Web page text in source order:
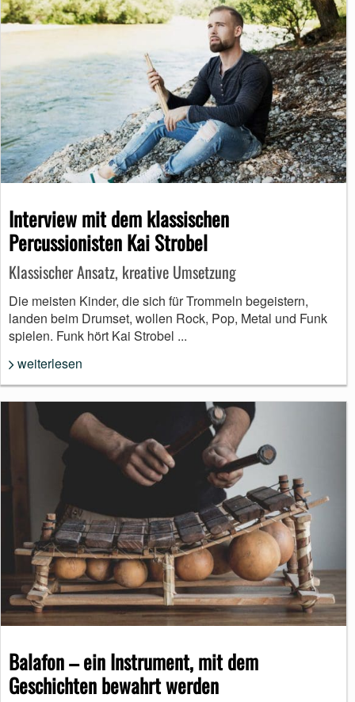
Interview mit dem klassischen
Percussionisten Kai Strobel
Klassischer Ansatz, kreative Umsetzung
Die meisten Kinder, die sich für Trommeln begeistern,
landen beim Drumset, wollen Rock, Pop, Metal und Funk
spielen. Funk hört Kai Strobel ...
weiterlesen
Balafon – ein Instrument, mit dem
Geschichten bewahrt werden